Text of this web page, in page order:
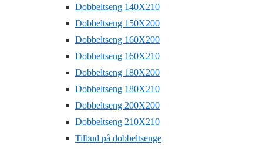
Dobbeltseng 140X210
Dobbeltseng 150X200
Dobbeltseng 160X200
Dobbeltseng 160X210
Dobbeltseng 180X200
Dobbeltseng 180X210
Dobbeltseng 200X200
Dobbeltseng 210X210
Tilbud på dobbeltsenge